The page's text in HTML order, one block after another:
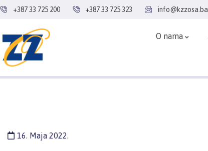
+387 33 725 200 +387 33 725 323 info@kzzosa.ba
O nama
16. Maja 2022.